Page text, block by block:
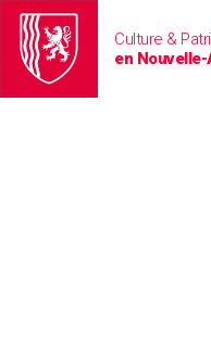
Culture &
en